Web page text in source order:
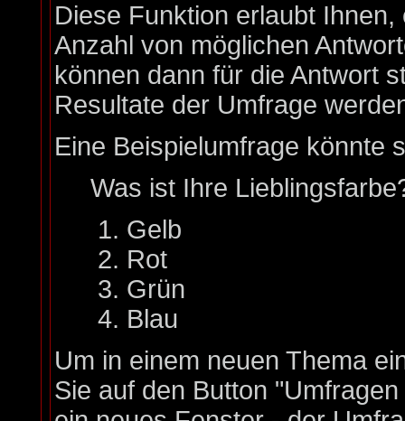
Diese Funktion erlaubt
Anzahl von möglichen
können dann für die Antwort
Resultate der Umfrage
Eine Beispielumfrage könnte
Was ist Ihre
Gelb
Rot
Grün
Blau
Um in einem neuen Thema
Sie auf den Button